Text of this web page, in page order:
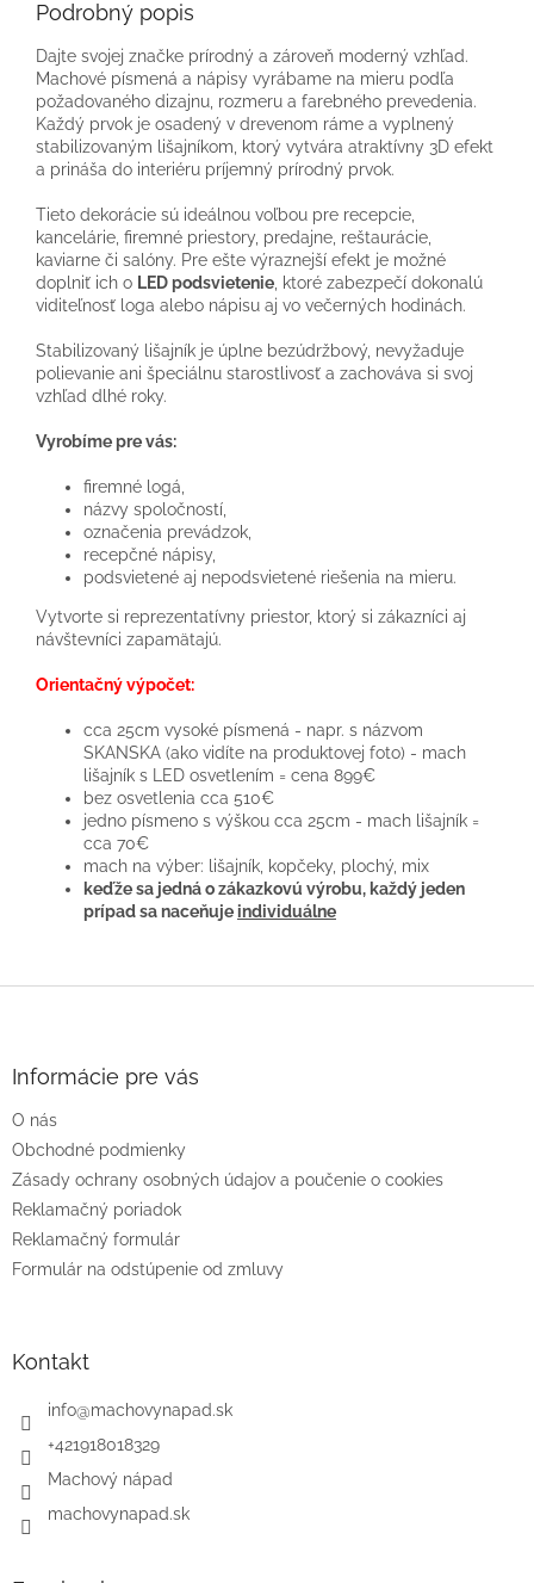
Podrobný popis
Dajte svojej značke prírodný a zároveň moderný vzhľad.
Machové písmená a nápisy vyrábame na mieru podľa
požadovaného dizajnu, rozmeru a farebného prevedenia.
Každý prvok je osadený v drevenom ráme a vyplnený
stabilizovaným lišajníkom, ktorý vytvára atraktívny 3D efekt
a prináša do interiéru príjemný prírodný prvok.
Tieto dekorácie sú ideálnou voľbou pre recepcie,
kancelárie, firemné priestory, predajne, reštaurácie,
kaviarne či salóny. Pre ešte výraznejší efekt je možné
doplniť ich o LED podsvietenie, ktoré zabezpečí dokonalú
viditeľnosť loga alebo nápisu aj vo večerných hodinách.
Stabilizovaný lišajník je úplne bezúdržbový, nevyžaduje
polievanie ani špeciálnu starostlivosť a zachováva si svoj
vzhľad dlhé roky.
Vyrobíme pre vás:
firemné logá,
názvy spoločností,
označenia prevádzok,
recepčné nápisy,
podsvietené aj nepodsvietené riešenia na mieru.
Vytvorte si reprezentatívny priestor, ktorý si zákazníci aj
návštevníci zapamätajú.
Orientačný výpočet:
cca 25cm vysoké písmená - napr. s názvom
SKANSKA (ako vidíte na produktovej foto) - mach
lišajník s LED osvetlením = cena 899€
bez osvetlenia cca 510€
jedno písmeno s výškou cca 25cm - mach lišajník =
cca 70€
mach na výber: lišajník, kopčeky, plochý, mix
keďže sa jedná o zákazkovú výrobu, každý jeden
prípad sa naceňujeindividuálne
e
Informácie pre vás
O nás
Obchodné podmienky
Zásady ochrany osobných údajov a poučenie o cookies
Reklamačný poriadok
Reklamačný formulár
Formulár na odstúpenie od zmluvy
Kontakt
info@machovynapad.sk
+421918018329
Machový nápad
machovynapad.sk